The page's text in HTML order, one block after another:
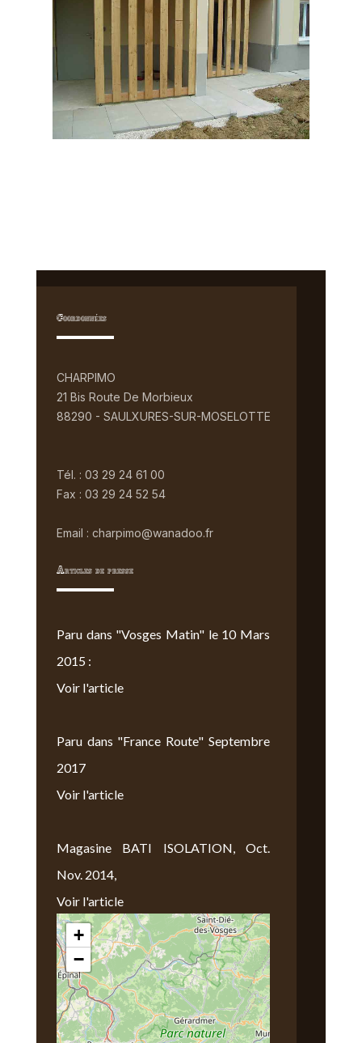
Coordonnées
CHARPIMO
21 Bis Route De Morbieux
88290 - SAULXURES-SUR-MOSELOTTE
Tél. : 03 29 24 61 00
Fax : 03 29 24 52 54
Email : charpimo@wanadoo.fr
Articles de presse
Paru dans "Vosges Matin" le 10 Mars
2015 :
Voir l'article
Paru dans "France Route" Septembre
2017
Voir l'article
Magasine BATI ISOLATION, Oct.
Nov. 2014,
Voir l'article
Nous Trouver
+
−